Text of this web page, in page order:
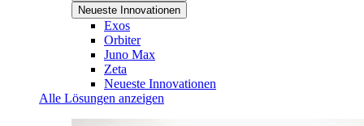
Neueste Innovationen
Exos
Orbiter
Juno Max
Zeta
Neueste Innovationen
Alle Lösungen anzeigen